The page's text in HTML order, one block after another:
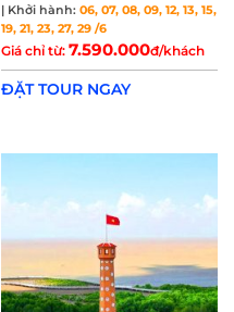
| Khởi hành: 06, 07, 08, 09, 12, 13, 15,
19, 21, 23, 27, 29 /6
Giá chỉ từ: 7.590.000đ/khách
ĐẶT TOUR NGAY